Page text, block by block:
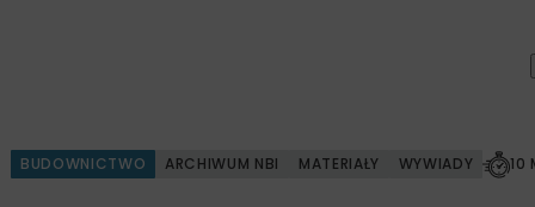
BUDOWNICTWO ARCHIWUM NBI MATERIAŁY WYWIADY 10